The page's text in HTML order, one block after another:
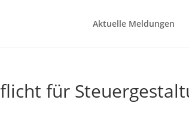
Aktuelle Meldungen
für